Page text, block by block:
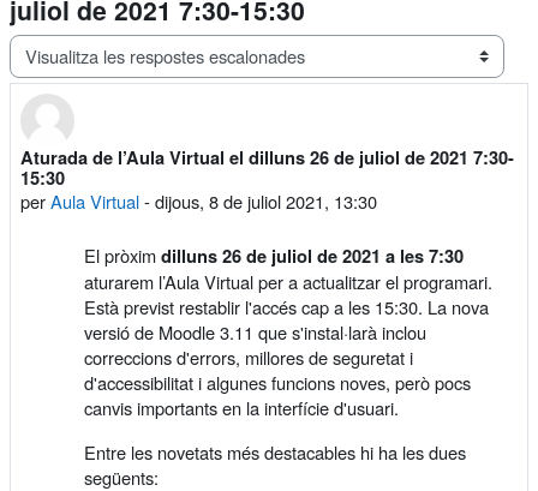
juliol de 2021 7:30-15:30
Mode de visualització
Aturada de l’Aula Virtual el dilluns 26 de juliol de 2021 7:30-
15:30
perAula Virtual-dijous, 8 de juliol 2021, 13:30
Nombre de respostes: 0
El pròximdilluns 26 de juliol de 2021 a les 7:30
aturarem l’Aula Virtual per a actualitzar el programari.
Està previst restablir l'accés cap a les 15:30. La nova
versió de Moodle 3.11 que s'instal·larà inclou
correccions d'errors, millores de seguretat i
d'accessibilitat i algunes funcions noves, però pocs
canvis importants en la interfície d'usuari.
Entre les novetats més destacables hi ha les dues
següents: